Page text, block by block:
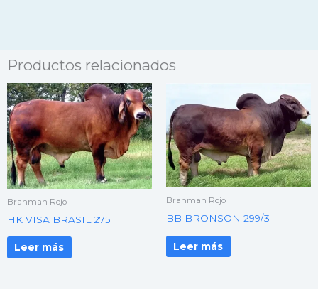
Productos relacionados
Brahman Rojo
HK VISA BRASIL 275
Leer más
Brahman Rojo
BB BRONSON 299/3
Leer más